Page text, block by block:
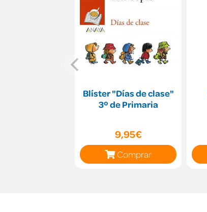
Blíster "Días de clase"
3º de Primaria
9,95€
Comprar